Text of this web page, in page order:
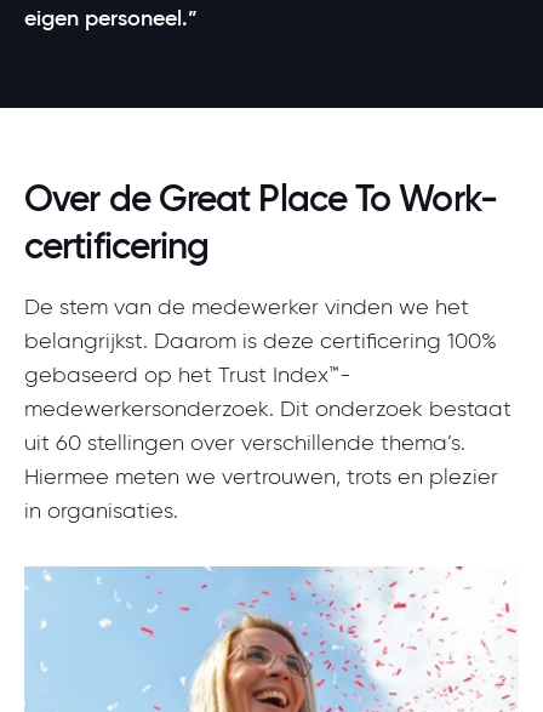
eigen personeel.”
Over de Great Place To Work-
certificering
De stem van de medewerker vinden we het
belangrijkst. Daarom is deze certificering 100%
gebaseerd op het Trust Index™-
medewerkersonderzoek. Dit onderzoek bestaat
uit 60 stellingen over verschillende thema’s.
Hiermee meten we vertrouwen, trots en plezier
in organisaties.